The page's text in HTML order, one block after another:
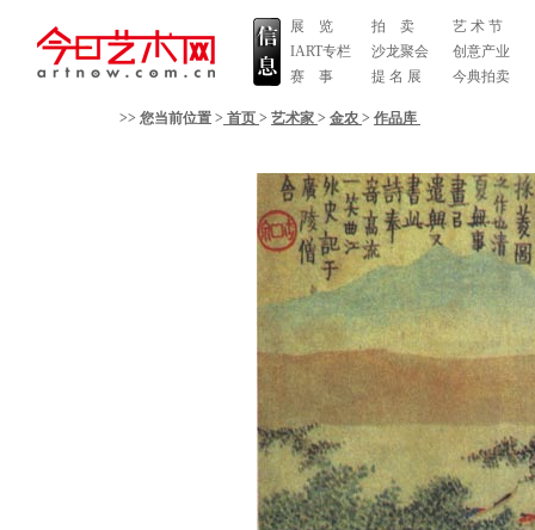
展 览
IART专栏
赛 事
拍 卖
沙龙聚会
提 名 展
艺 术 节
创意产业
今典拍卖
>> 您当前位置 > 首页 > 艺术家 > 金农 > 作品库